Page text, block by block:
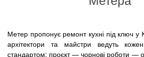
Метер пропонує ремонт кухні під ключ у
архітектори та майстри ведуть
стандартом: проєкт — чорнові роботи —